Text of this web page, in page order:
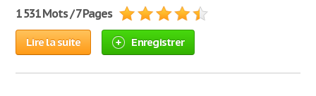
1 531 Mots / 7 Pages
Lire la suite Enregistrer